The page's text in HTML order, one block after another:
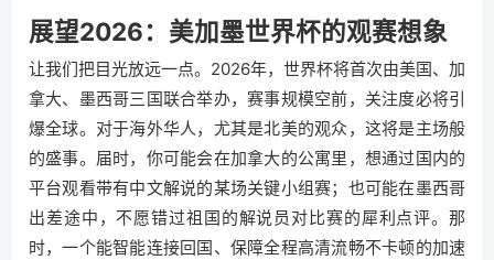
展望2026：美加墨世界杯的观赛想象
让我们把目光放远一点。2026年，世界杯将首次由美国、加
拿大、墨西哥三国联合举办，赛事规模空前，关注度必将引
爆全球。对于海外华人，尤其是北美的观众，这将是主场般
的盛事。届时，你可能会在加拿大的公寓里，想通过国内的
平台观看带有中文解说的某场关键小组赛；也可能在墨西哥
出差途中，不愿错过祖国的解说员对比赛的犀利点评。那
时，一个能智能连接回国、保障全程高清流畅不卡顿的加速